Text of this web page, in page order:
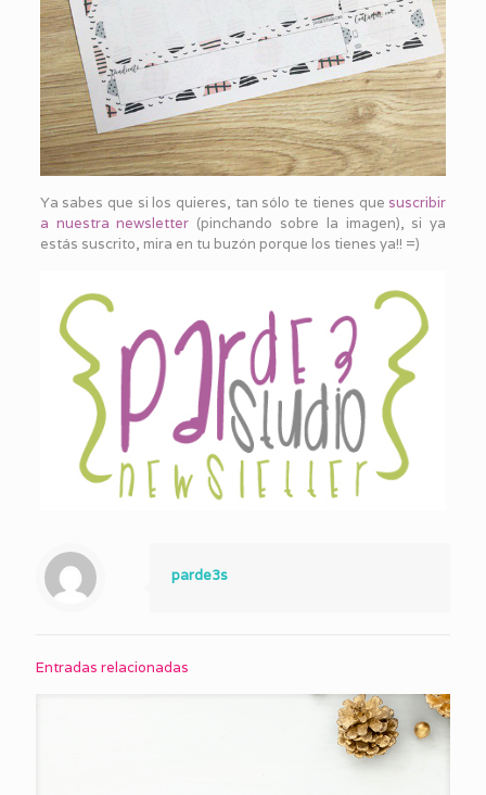
Ya sabes que si los quieres, tan sólo te tienes que suscribir
a nuestra newsletter (pinchando sobre la imagen), si ya
estás suscrito, mira en tu buzón porque los tienes ya!! =)
parde3s
Entradas relacionadas